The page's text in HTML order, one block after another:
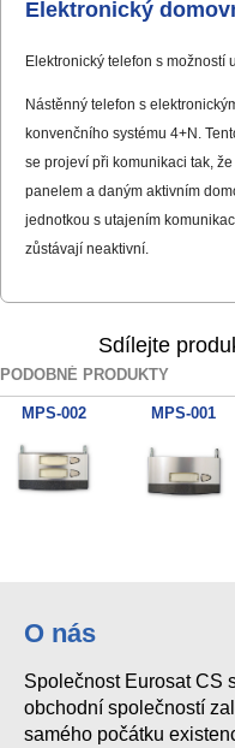
Elektronický
Elektronický telefon s možností
Nástěnný telefon s
konvenčního systému 4+N.
se projeví při komunikaci tak,
panelem a daným aktivním
jednotkou s utajením
zůstávají neaktivní.
Sdílejte
PODOBNÉ PRODUKTY
MPS-002 MPS-001
O nás
Společnost Eurosat CS
obchodní společností
samého počátku